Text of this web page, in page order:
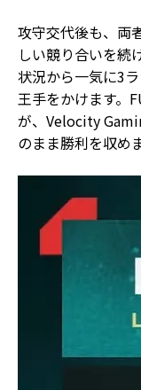
攻守交代後も、両
しい競り合いを続
状況から一気に3
王手をかけます。
が、Velocity
のまま勝利を収め